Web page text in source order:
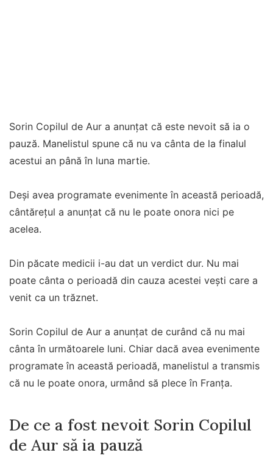
Sorin Copilul de Aur a anunțat că este nevoit să ia o
pauză. Manelistul spune că nu va cânta de la finalul
acestui an până în luna martie.
Deși avea programate evenimente în această perioadă,
cântărețul a anunțat că nu le poate onora nici pe
acelea.
Din păcate medicii i-au dat un verdict dur. Nu mai
poate cânta o perioadă din cauza acestei vești care a
venit ca un trăznet.
Sorin Copilul de Aur a anunțat de curând că nu mai
cânta în următoarele luni. Chiar dacă avea evenimente
programate în această perioadă, manelistul a transmis
că nu le poate onora, urmând să plece în Franța.
De ce a fost nevoit Sorin Copilul
de Aur să ia pauză